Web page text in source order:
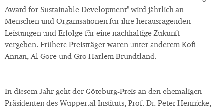
Award for Sustainable Development" wird jährlich an
Menschen und Organisationen für ihre herausragenden
Leistungen und Erfolge für eine nachhaltige Zukunft
vergeben. Frühere Preisträger waren unter anderem Kofi
Annan, Al Gore und Gro Harlem Brundtland.
In diesem Jahr geht der Göteburg-Preis an den ehemaligen
Präsidenten des Wuppertal Instituts, Prof. Dr. Peter Hennicke,